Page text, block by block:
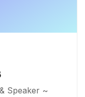
Speaker ~